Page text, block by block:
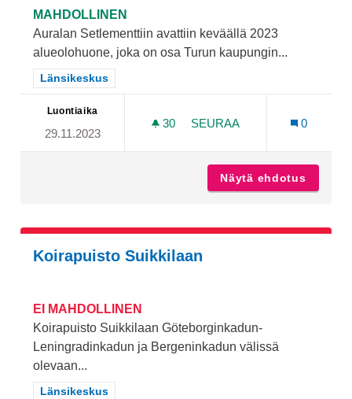
MAHDOLLINEN
Auralan Setlementtiin avattiin keväällä 2023
alueolohuone, joka on osa Turun kaupungin...
Rajaa tulokset teeman mukaan: Länsikeskus
Länsikeskus
Luontiaika
29.11.2023
30 30 SEURAAJAA
SEURAA
0
Näytä ehdotus
Koirapuisto Suikkilaan
EI MAHDOLLINEN
Koirapuisto Suikkilaan Göteborginkadun-
Leningradinkadun ja Bergeninkadun välissä
olevaan...
Rajaa tulokset teeman mukaan: Länsikeskus
Länsikeskus